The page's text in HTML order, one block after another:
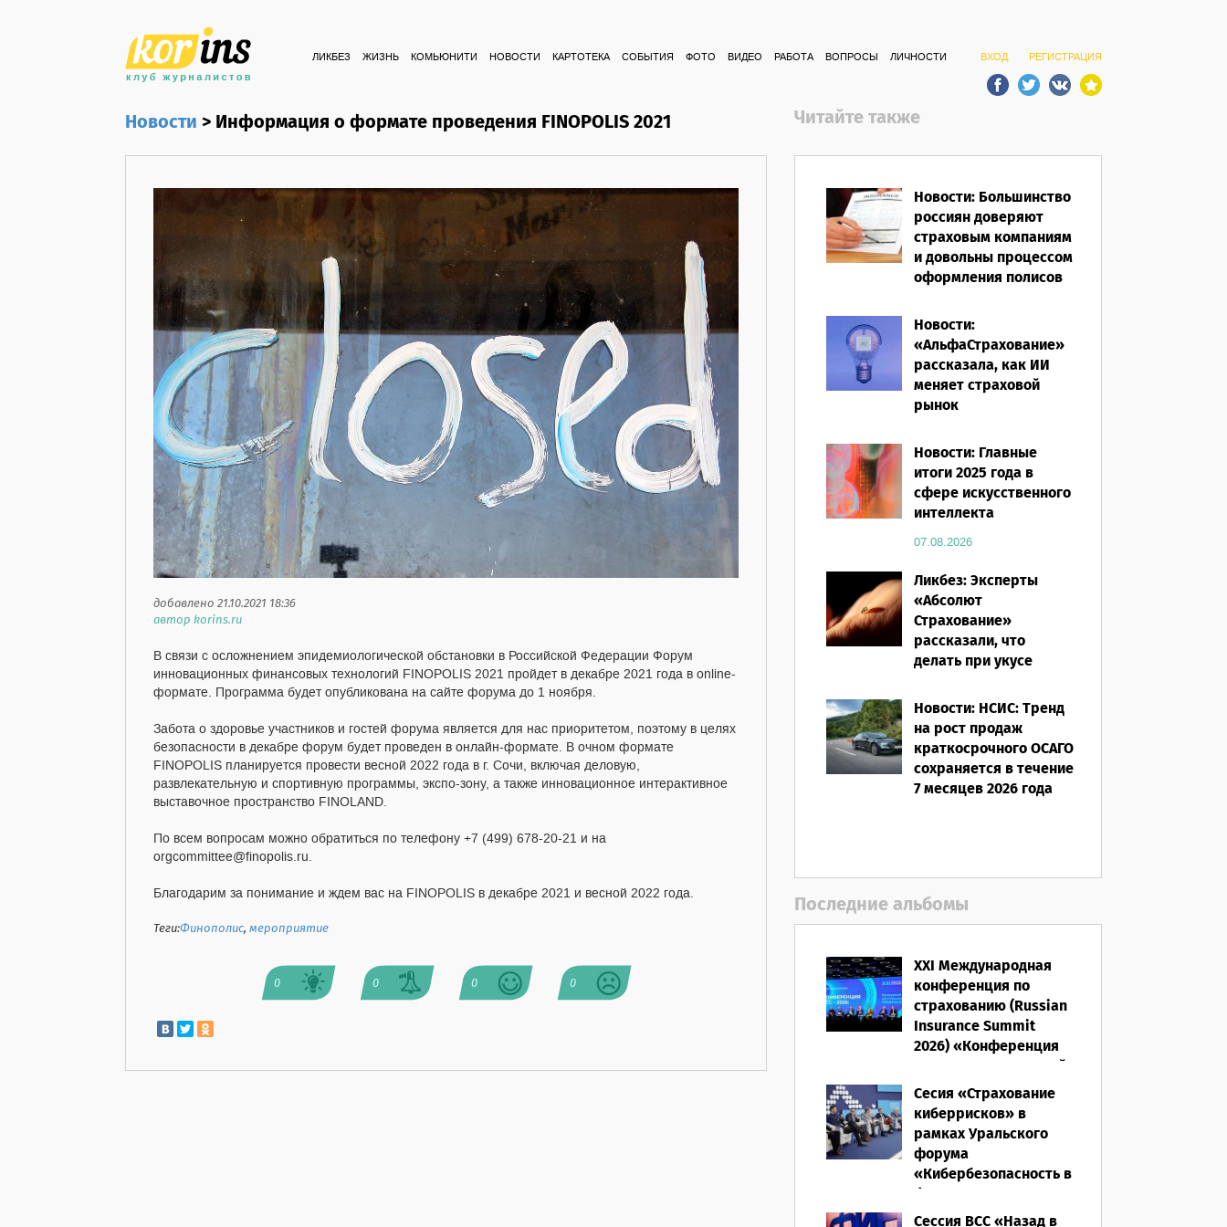
ВХОД РЕГИСТРАЦИЯ
ЛИКБЕЗ ЖИЗНЬ КОМЬЮНИТИ НОВОСТИ КАРТОТЕКА СОБЫТИЯ ФОТО ВИДЕО РАБОТА ВОПРОСЫ ЛИЧНОСТИ
Новости>Информация о формате проведения FINOPOLIS 2021
добавлено 21.10.2021 18:36
автор korins.ru
В связи с осложнением эпидемиологической обстановки в Российской Федерации Форум
инновационных финансовых технологий FINOPOLIS 2021 пройдет в декабре 2021 года в online-
формате. Программа будет опубликована на сайте форума до 1 ноября.
Забота о здоровье участников и гостей форума является для нас приоритетом, поэтому в целях
безопасности в декабре форум будет проведен в онлайн-формате. В очном формате
FINOPOLIS планируется провести весной 2022 года в г. Сочи, включая деловую,
развлекательную и спортивную программы, экспо-зону, а также инновационное интерактивное
выставочное пространство FINOLAND.
По всем вопросам можно обратиться по телефону +7 (499) 678-20-21 и на
orgcommittee@finopolis.ru.
Благодарим за понимание и ждем вас на FINOPOLIS в декабре 2021 и весной 2022 года.
Теги:Финополис,мероприятие
0 0 0 0
Читайте также
Новости: Большинство
россиян доверяют
страховым компаниям
и довольны процессом
оформления полисов
Новости:
«АльфаСтрахование»
рассказала, как ИИ
меняет страховой
рынок
Новости: Главные
итоги 2025 года в
сфере искусственного
интеллекта
07.08.2026
Ликбез: Эксперты
«Абсолют
Страхование»
рассказали, что
делать при укусе
путешествии
07.08.2026
Новости: НСИС: Тренд
на рост продаж
краткосрочного ОСАГО
сохраняется в течение
7 месяцев 2026 года
Последние альбомы
XXI Международная
конференция по
страхованию (Russian
Insurance Summit
2026) «Конференция
ВСС-2026: Культурный
код страхования/
Человеческий
фактор»
28.05.2026
Сесия «Страхование
киберрисков» в
рамках Уральского
форума
«Кибербезопасность в
финансах» 2026
16.03.2026
Сессия ВСС «Назад в